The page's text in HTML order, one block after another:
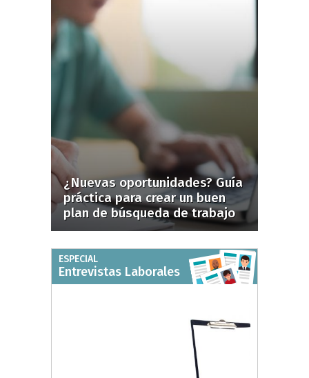
¿Nuevas oportunidades? Guía
práctica para crear un buen
plan de búsqueda de trabajo
ESPECIAL
Entrevistas Laborales